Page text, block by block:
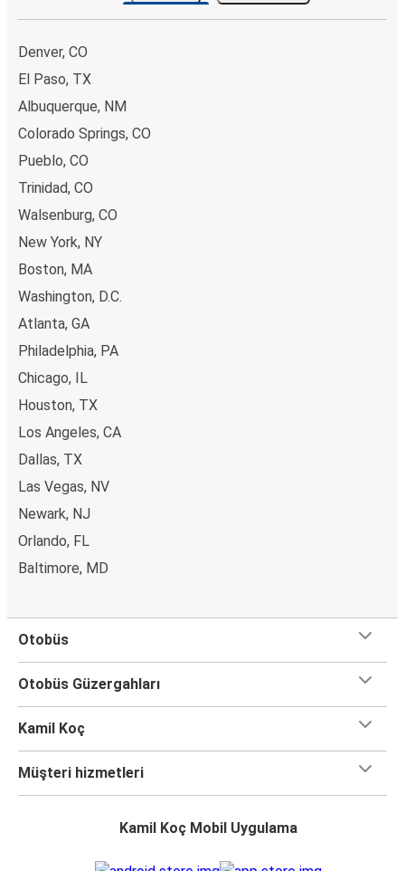
Denver, CO
El Paso, TX
Albuquerque, NM
Colorado Springs, CO
Pueblo, CO
Trinidad, CO
Walsenburg, CO
New York, NY
Boston, MA
Washington, D.C.
Atlanta, GA
Philadelphia, PA
Chicago, IL
Houston, TX
Los Angeles, CA
Dallas, TX
Las Vegas, NV
Newark, NJ
Orlando, FL
Baltimore, MD
Otobüs
Otobüs Güzergahları
Kamil Koç
Müşteri hizmetleri
Kamil Koç Mobil Uygulama